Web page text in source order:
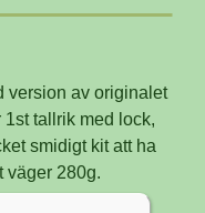
kan
produktsidan
version av originalet
tallrik med lock,
smidigt kit att ha
väger 280g.